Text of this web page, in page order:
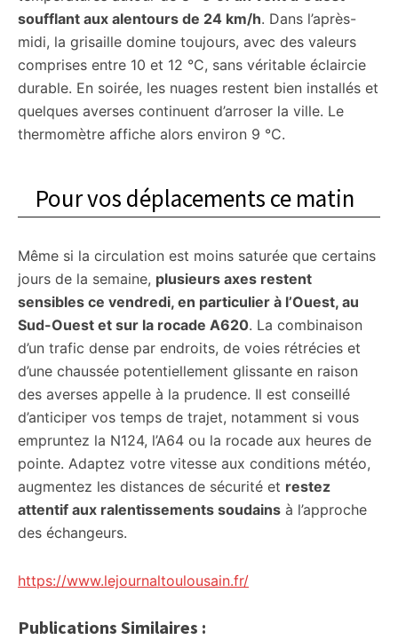
soufflant aux alentours de 24 km/h. Dans l’après-
midi, la grisaille domine toujours, avec des valeurs
comprises entre 10 et 12 °C, sans véritable éclaircie
durable. En soirée, les nuages restent bien installés et
quelques averses continuent d’arroser la ville. Le
thermomètre affiche alors environ 9 °C.
Pour vos déplacements ce matin
Même si la circulation est moins saturée que certains
jours de la semaine, plusieurs axes restent
sensibles ce vendredi, en particulier à l’Ouest, au
Sud-Ouest et sur la rocade A620. La combinaison
d’un trafic dense par endroits, de voies rétrécies et
d’une chaussée potentiellement glissante en raison
des averses appelle à la prudence. Il est conseillé
d’anticiper vos temps de trajet, notamment si vous
empruntez la N124, l’A64 ou la rocade aux heures de
pointe. Adaptez votre vitesse aux conditions météo,
augmentez les distances de sécurité et restez
attentif aux ralentissements soudains à l’approche
des échangeurs.
https://www.lejournaltoulousain.fr/
Publications Similaires :